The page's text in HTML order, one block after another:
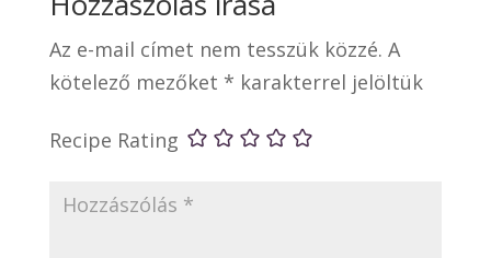
Az e-mail címet nem tesszük közzé. A
kötelező mezőket * karakterrel jelöltük
Recipe Rating